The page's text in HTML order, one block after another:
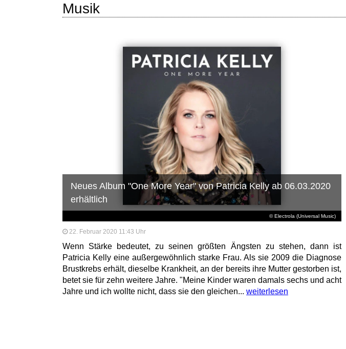
Musik
© Electrola (Universal Music)
Neues Album "One More Year" von Patricia Kelly ab 06.03.2020
erhältlich
22. Februar 2020 11:43 Uhr
Wenn Stärke bedeutet, zu seinen größten Ängsten zu stehen, dann ist
Patricia Kelly eine außergewöhnlich starke Frau. Als sie 2009 die Diagnose
Brustkrebs erhält, dieselbe Krankheit, an der bereits ihre Mutter gestorben ist,
betet sie für zehn weitere Jahre. "Meine Kinder waren damals sechs und acht
Jahre und ich wollte nicht, dass sie den gleichen... weiterlesen